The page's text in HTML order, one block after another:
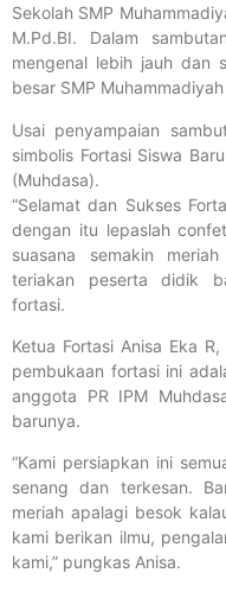
Sekolah SMP
M.Pd.BI. Dalam
mengenal lebih jauh dan
besar SMP
Usai penyampaian
simbolis Fortasi Siswa
(Muhdasa).
“Selamat dan Sukses
dengan itu lepaslah
suasana semakin
teriakan peserta didik
fortasi.
Ketua Fortasi Anisa Eka
pembukaan fortasi ini
anggota PR IPM
barunya.
“Kami persiapkan ini
senang dan terkesan.
meriah apalagi besok
kami berikan ilmu,
kami,” pungkas Anisa.